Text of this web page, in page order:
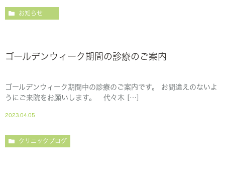
お知らせ
ゴールデンウィーク期間の診療のご案内
ゴールデンウィーク期間中の診療のご案内です。 お間違えのないよ
うにご来院をお願いします。 代々木 […]
2023.04.05
クリニックブログ